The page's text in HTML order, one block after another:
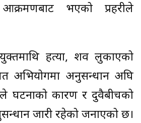
भएको प्रहरीले
हत्या, शव लुकाएको
अभियोगमा अनुसन्धान अघि
घटनाको कारण र दुवैबीचको
जारी रहेको जनाएको छ।